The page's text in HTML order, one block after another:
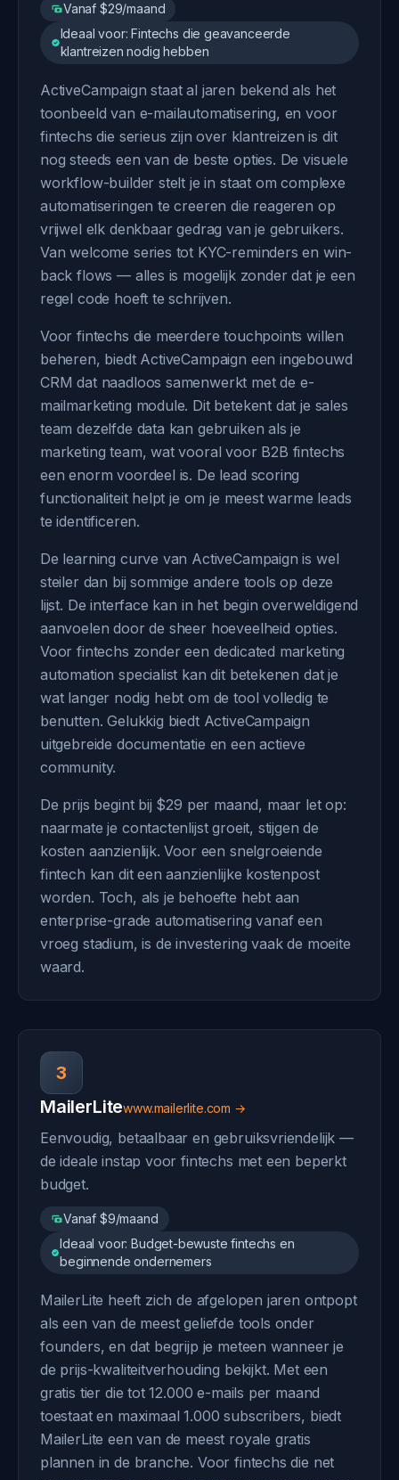
Vanaf $29/maand
Ideaal voor: Fintechs die geavanceerde
klantreizen nodig hebben
ActiveCampaign staat al jaren bekend als het
toonbeeld van e-mailautomatisering, en voor
fintechs die serieus zijn over klantreizen is dit
nog steeds een van de beste opties. De visuele
workflow-builder stelt je in staat om complexe
automatiseringen te creeren die reageren op
vrijwel elk denkbaar gedrag van je gebruikers.
Van welcome series tot KYC-reminders en win-
back flows — alles is mogelijk zonder dat je een
regel code hoeft te schrijven.
Voor fintechs die meerdere touchpoints willen
beheren, biedt ActiveCampaign een ingebouwd
CRM dat naadloos samenwerkt met de e-
mailmarketing module. Dit betekent dat je sales
team dezelfde data kan gebruiken als je
marketing team, wat vooral voor B2B fintechs
een enorm voordeel is. De lead scoring
functionaliteit helpt je om je meest warme leads
te identificeren.
De learning curve van ActiveCampaign is wel
steiler dan bij sommige andere tools op deze
lijst. De interface kan in het begin overweldigend
aanvoelen door de sheer hoeveelheid opties.
Voor fintechs zonder een dedicated marketing
automation specialist kan dit betekenen dat je
wat langer nodig hebt om de tool volledig te
benutten. Gelukkig biedt ActiveCampaign
uitgebreide documentatie en een actieve
community.
De prijs begint bij $29 per maand, maar let op:
naarmate je contactenlijst groeit, stijgen de
kosten aanzienlijk. Voor een snelgroeiende
fintech kan dit een aanzienlijke kostenpost
worden. Toch, als je behoefte hebt aan
enterprise-grade automatisering vanaf een
vroeg stadium, is de investering vaak de moeite
waard.
3
MailerLitewww.mailerlite.com →
Eenvoudig, betaalbaar en gebruiksvriendelijk —
de ideale instap voor fintechs met een beperkt
budget.
Vanaf $9/maand
Ideaal voor: Budget-bewuste fintechs en
beginnende ondernemers
MailerLite heeft zich de afgelopen jaren ontpopt
als een van de meest geliefde tools onder
founders, en dat begrijp je meteen wanneer je
de prijs-kwaliteitverhouding bekijkt. Met een
gratis tier die tot 12.000 e-mails per maand
toestaat en maximaal 1.000 subscribers, biedt
MailerLite een van de meest royale gratis
plannen in de branche. Voor fintechs die net